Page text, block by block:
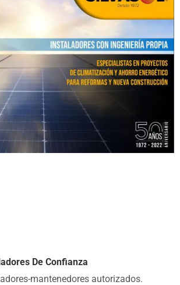
De Confianza
mantenedores autorizados.